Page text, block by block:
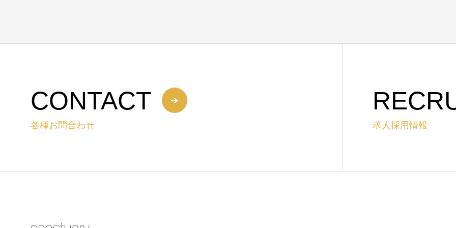
CONTACT
各種お問合わせ 求人採用情報